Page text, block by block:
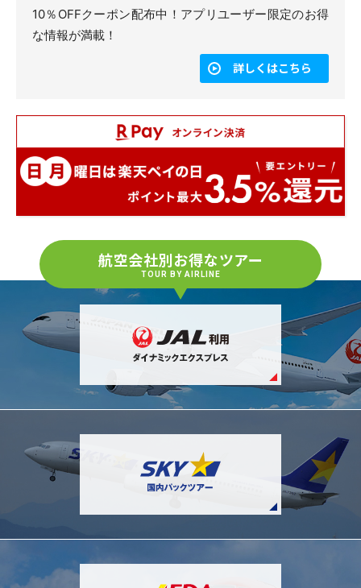
10％OFFクーポン配布中！アプリユーザー限定のお得
な情報が満載！
詳しくはこちら
航空会社別お得なツアー
TOUR BY AIRLINE